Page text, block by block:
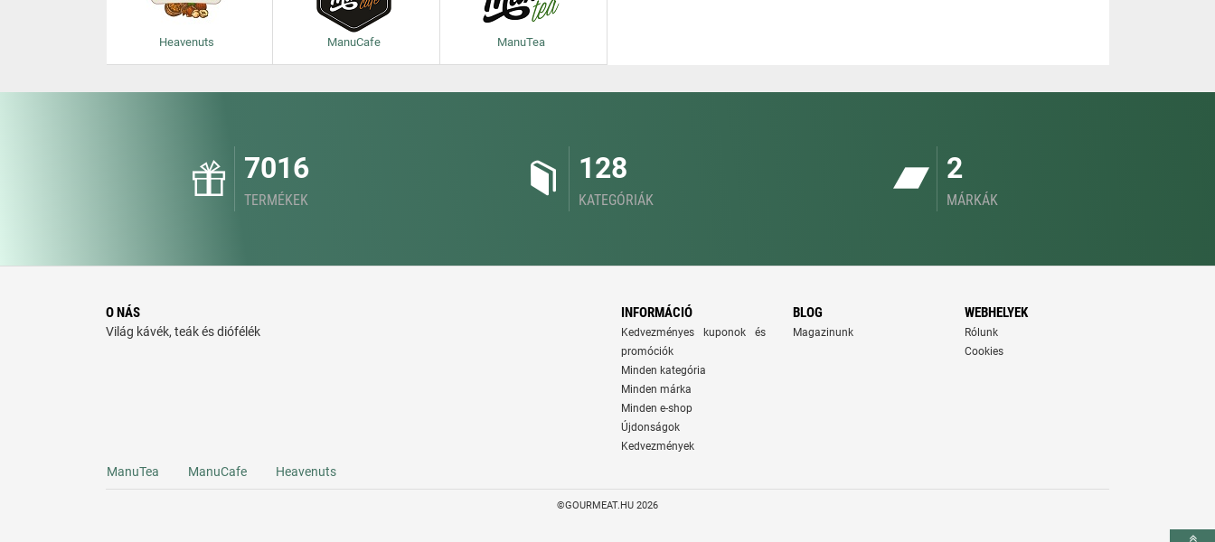
Heavenuts ManuCafe ManuTea
7016
TERMÉKEK
128
KATEGÓRIÁK
2
MÁRKÁK
O NÁS
Világ kávék, teák és diófélék
INFORMÁCIÓ
Kedvezményes kuponok és
promóciók
Minden kategória
Minden márka
Minden e-shop
Újdonságok
Kedvezmények
BLOG
Magazinunk
WEBHELYEK
Rólunk
Cookies
ManuTea ManuCafe Heavenuts
©GOURMEAT.HU 2026